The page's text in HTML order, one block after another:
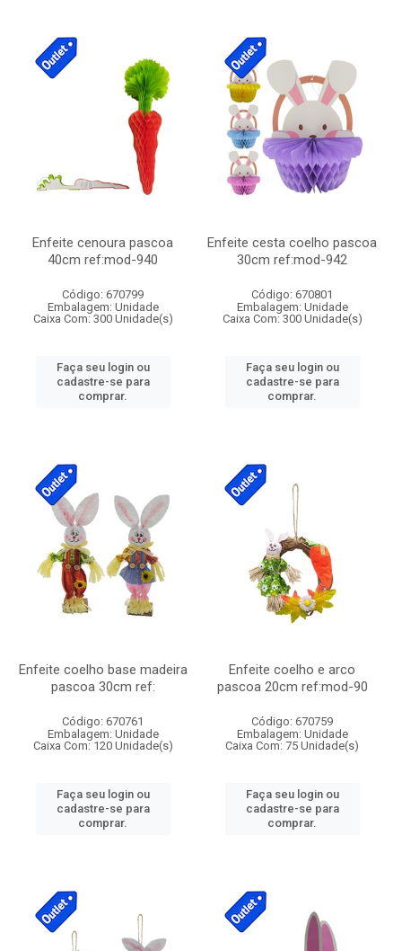
Enfeite cenoura pascoa
40cm ref:mod-940
Código: 670799
Embalagem: Unidade
Caixa Com: 300 Unidade(s)
Faça seu login ou
cadastre-se para
comprar.
Enfeite cesta coelho pascoa
30cm ref:mod-942
Código: 670801
Embalagem: Unidade
Caixa Com: 300 Unidade(s)
Faça seu login ou
cadastre-se para
comprar.
Enfeite coelho base madeira
pascoa 30cm ref:
Código: 670761
Embalagem: Unidade
Caixa Com: 120 Unidade(s)
Faça seu login ou
cadastre-se para
comprar.
Enfeite coelho e arco
pascoa 20cm ref:mod-90
Código: 670759
Embalagem: Unidade
Caixa Com: 75 Unidade(s)
Faça seu login ou
cadastre-se para
comprar.